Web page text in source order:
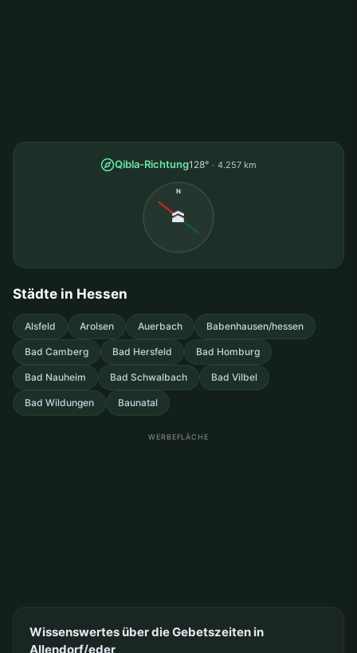
Qibla-Richtung128° 4.257 km
N
🕋
Städte in Hessen
Alsfeld Arolsen Auerbach Babenhausen/hessen
Bad Camberg Bad Hersfeld Bad Homburg
Bad Nauheim Bad Schwalbach Bad Vilbel
Bad Wildungen Baunatal
WERBEFLÄCHE
Wissenswertes über die Gebetszeiten in
Allendorf/eder